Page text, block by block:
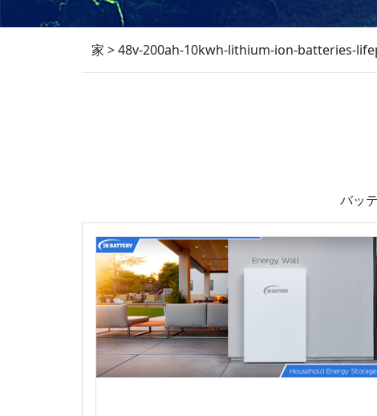
家 >48v-200ah-10kwh-lithium-ion-batteries-
バッ